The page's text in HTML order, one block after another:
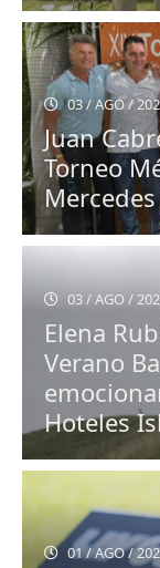
03 / AGO /
Juan
Torneo
Mercedes
03 / AGO /
Elena
Verano
Hoteles
01 / AGO /